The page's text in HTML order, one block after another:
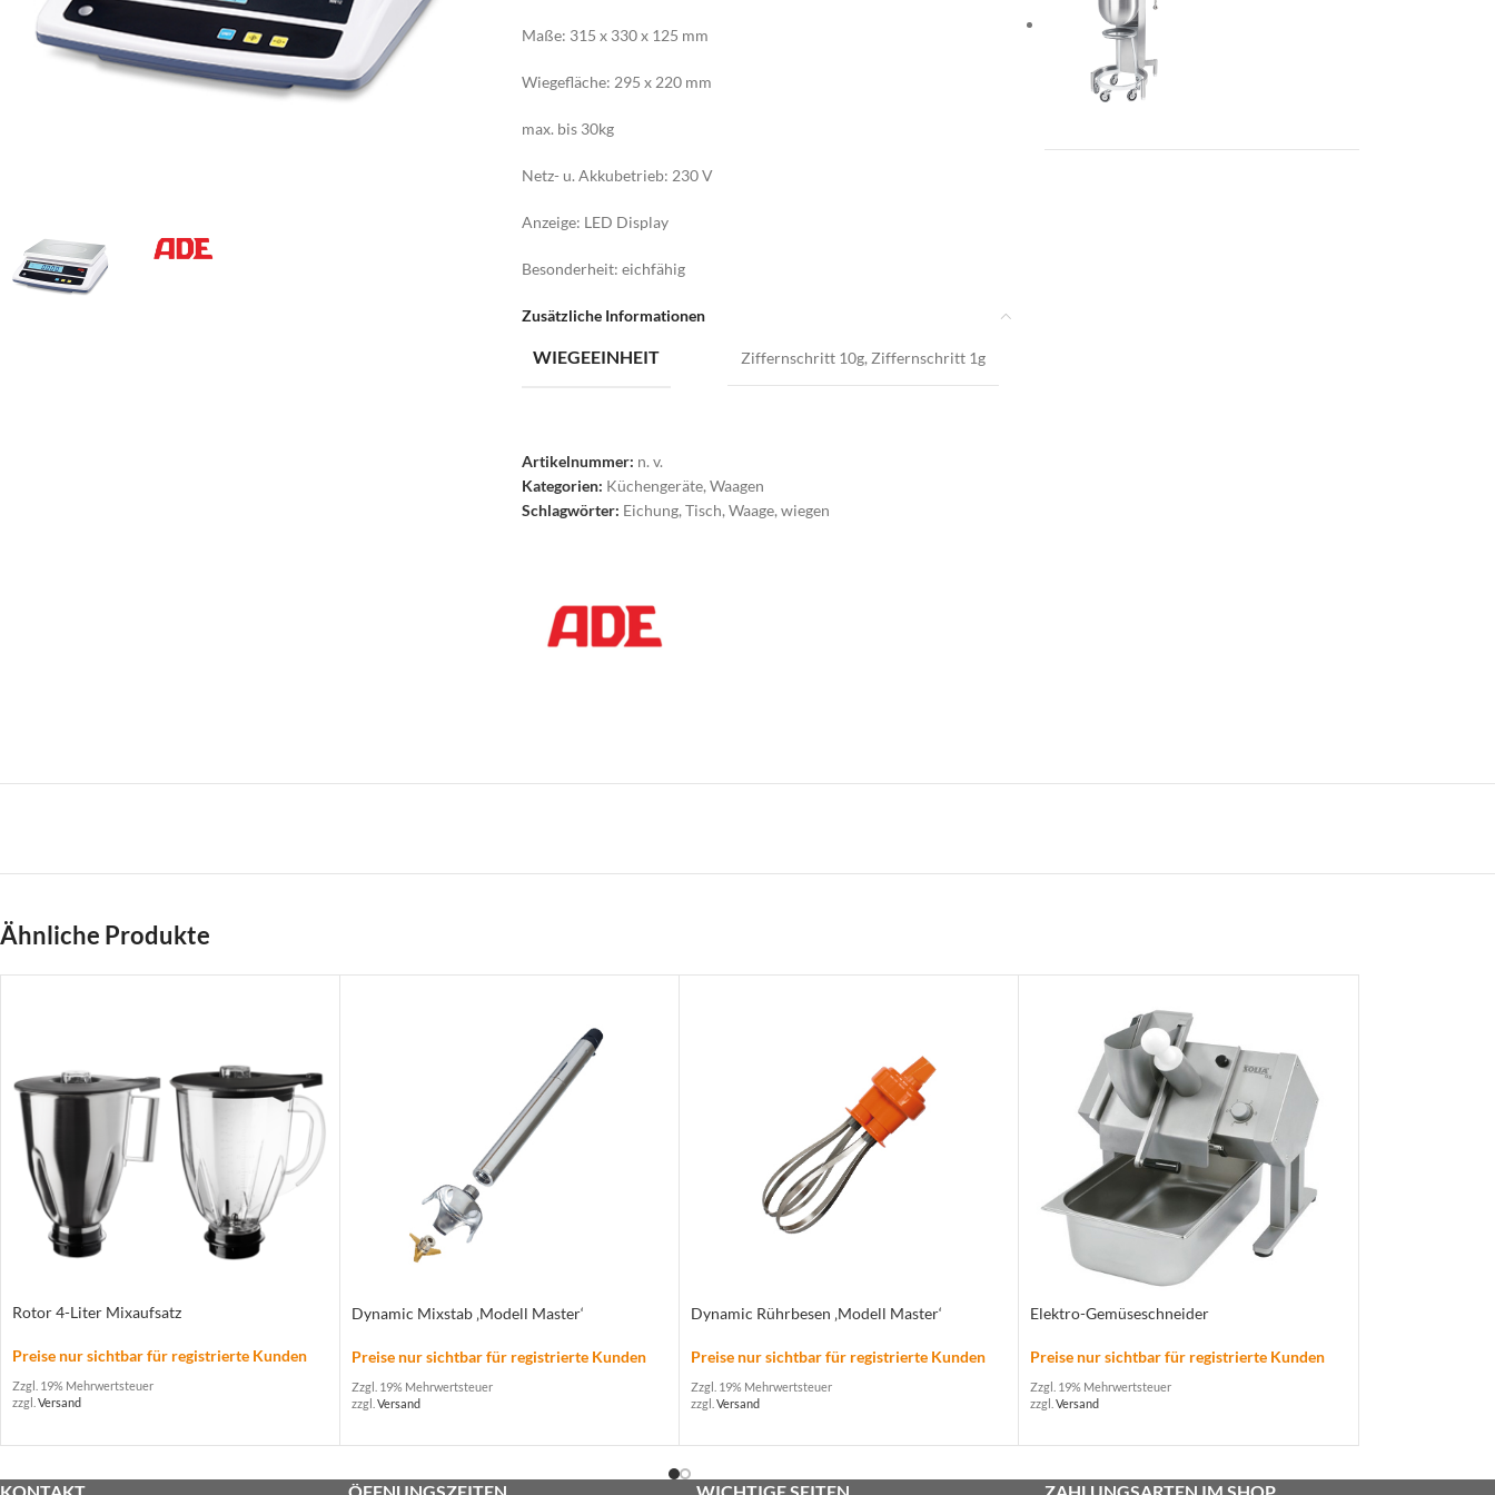
Maße: 315 x 330 x 125 mm
Wiegefläche: 295 x 220 mm
max. bis 30kg
Netz- u. Akkubetrieb: 230 V
Anzeige: LED Display
Besonderheit: eichfähig
Zusätzliche Informationen
WIEGEEINHEIT Ziffernschritt 10g, Ziffernschritt 1g
Artikelnummer: n. v.
Kategorien: Küchengeräte, Waagen
Schlagwörter: Eichung, Tisch, Waage, wiegen
Ähnliche Produkte
Rotor 4-Liter Mixaufsatz
Preise nur sichtbar für registrierte Kunden
Zzgl. 19% Mehrwertsteuer
zzgl. Versand
Dynamic Mixstab ‚Modell Master‘
Preise nur sichtbar für registrierte Kunden
Zzgl. 19% Mehrwertsteuer
zzgl. Versand
Dynamic Rührbesen ‚Modell Master‘
Preise nur sichtbar für registrierte Kunden
Zzgl. 19% Mehrwertsteuer
zzgl. Versand
Elektro-Gemüseschneider
Preise nur sichtbar für registrierte Kunden
Zzgl. 19% Mehrwertsteuer
zzgl. Versand